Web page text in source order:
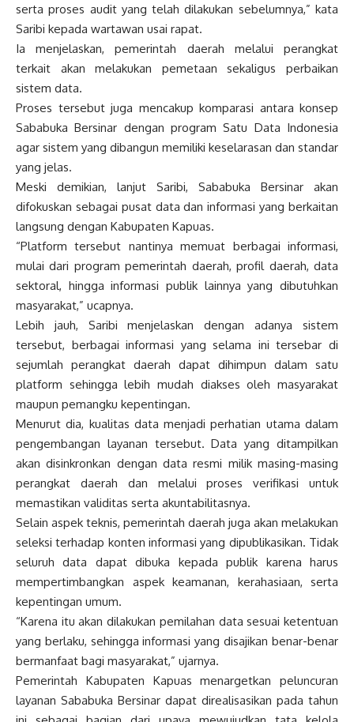
serta proses audit yang telah dilakukan sebelumnya,” kata
Saribi kepada wartawan usai rapat.
Ia menjelaskan, pemerintah daerah melalui perangkat
terkait akan melakukan pemetaan sekaligus perbaikan
sistem data.
Proses tersebut juga mencakup komparasi antara konsep
Sababuka Bersinar dengan program Satu Data Indonesia
agar sistem yang dibangun memiliki keselarasan dan standar
yang jelas.
Meski demikian, lanjut Saribi, Sababuka Bersinar akan
difokuskan sebagai pusat data dan informasi yang berkaitan
langsung dengan Kabupaten Kapuas.
“Platform tersebut nantinya memuat berbagai informasi,
mulai dari program pemerintah daerah, profil daerah, data
sektoral, hingga informasi publik lainnya yang dibutuhkan
masyarakat,” ucapnya.
Lebih jauh, Saribi menjelaskan dengan adanya sistem
tersebut, berbagai informasi yang selama ini tersebar di
sejumlah perangkat daerah dapat dihimpun dalam satu
platform sehingga lebih mudah diakses oleh masyarakat
maupun pemangku kepentingan.
Menurut dia, kualitas data menjadi perhatian utama dalam
pengembangan layanan tersebut. Data yang ditampilkan
akan disinkronkan dengan data resmi milik masing-masing
perangkat daerah dan melalui proses verifikasi untuk
memastikan validitas serta akuntabilitasnya.
Selain aspek teknis, pemerintah daerah juga akan melakukan
seleksi terhadap konten informasi yang dipublikasikan. Tidak
seluruh data dapat dibuka kepada publik karena harus
mempertimbangkan aspek keamanan, kerahasiaan, serta
kepentingan umum.
“Karena itu akan dilakukan pemilahan data sesuai ketentuan
yang berlaku, sehingga informasi yang disajikan benar-benar
bermanfaat bagi masyarakat,” ujarnya.
Pemerintah Kabupaten Kapuas menargetkan peluncuran
layanan Sababuka Bersinar dapat direalisasikan pada tahun